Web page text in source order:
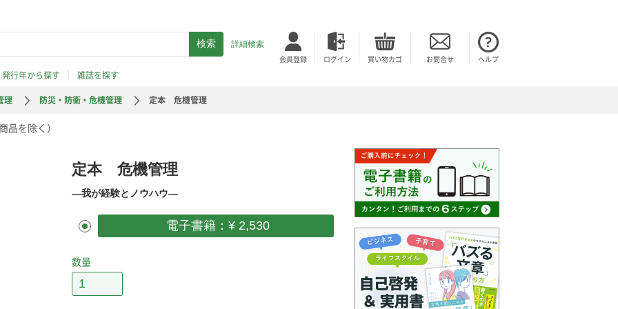
詳細検索
会員登録 ログイン 買い物カゴ お問合せ ヘルプ
発行年から探す
雑誌を探す
理
防災・防衛・危機管理 定本 危機管理
品を除く）
定本 危機管理
―我が経験とノウハウ―
電子書籍：¥ 2,530
数量